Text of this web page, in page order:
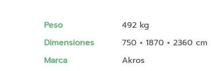
Peso
492 kg
Dimensiones
750 × 1870 × 2360 cm
Marca
Akros